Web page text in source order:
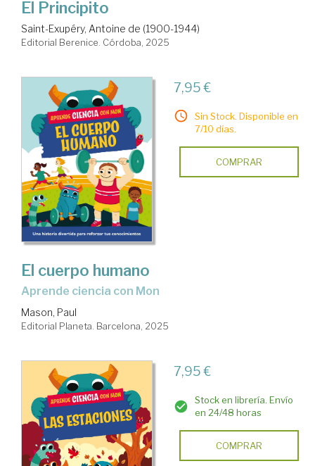
El Principito
Saint-Exupéry, Antoine de (1900-1944)
Editorial Berenice. Córdoba, 2025
7,95 €
Sin Stock. Disponible en
7/10 días.
COMPRAR
El cuerpo humano
Aprende ciencia con Mon
Mason, Paul
Editorial Planeta. Barcelona, 2025
7,95 €
Stock en librería. Envío
en 24/48 horas
COMPRAR